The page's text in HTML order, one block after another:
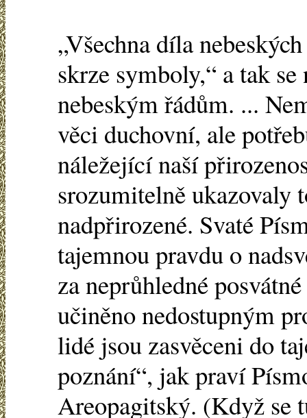
„Všechna díla
skrze symboly,“ a tak
nebeským řádům. ...
věci duchovní, ale
náležející naší
srozumitelně ukazovaly
nadpřirozené. Svaté
tajemnou pravdu o
za neprůhledné
učiněno nedostupným
lidé jsou zasvěceni do
poznání“, jak praví
Areopagitský. (Když se